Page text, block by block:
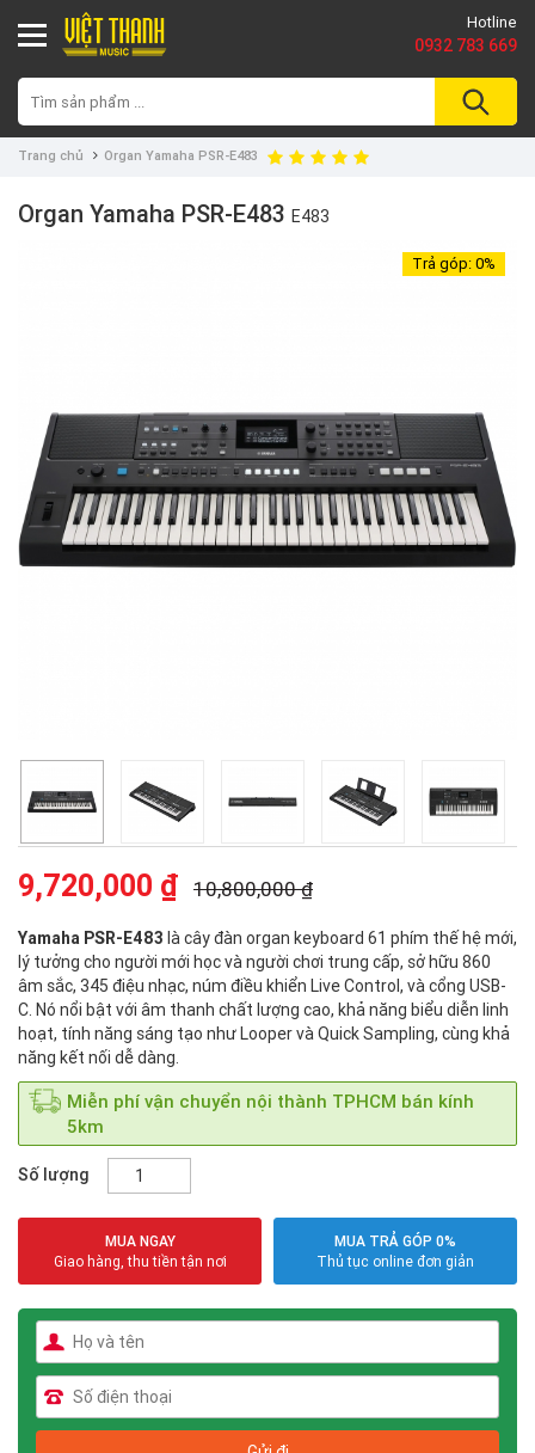
Hotline
0932 783 669
Trang chủ Organ Yamaha PSR-E483
Organ Yamaha PSR-E483 E483
Trả góp:0%
9,720,000 ₫ 10,800,000 ₫
Yamaha PSR-E483 là cây đàn organ keyboard 61 phím thế hệ mới,
lý tưởng cho người mới học và người chơi trung cấp, sở hữu 860
âm sắc, 345 điệu nhạc, núm điều khiển Live Control, và cổng USB-
C. Nó nổi bật với âm thanh chất lượng cao, khả năng biểu diễn linh
hoạt, tính năng sáng tạo như Looper và Quick Sampling, cùng khả
năng kết nối dễ dàng.
Miễn phí vận chuyển nội thành TPHCM bán kính
5km
Số lượng
MUA NGAY
Giao hàng, thu tiền tận nơi
MUA TRẢ GÓP 0%
Thủ tục online đơn giản